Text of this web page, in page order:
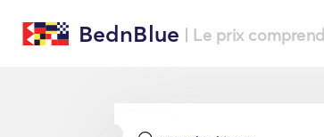
BednBlue | Le prix